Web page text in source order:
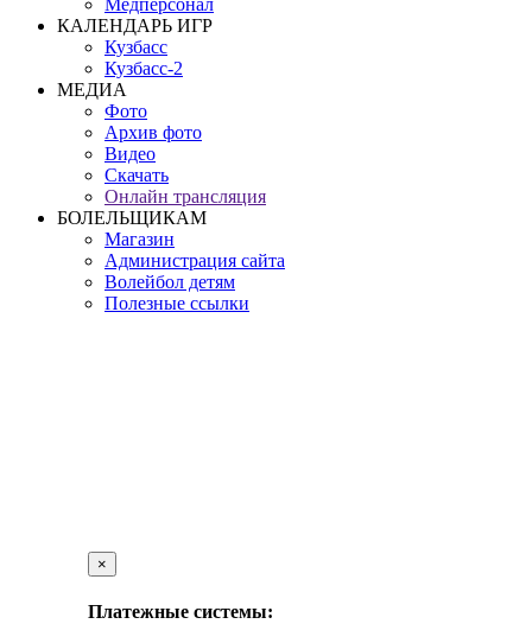
Медперсонал
КАЛЕНДАРЬ ИГР
Кузбасс
Кузбасс-2
МЕДИА
Фото
Архив фото
Видео
Скачать
Онлайн трансляция
БОЛЕЛЬЩИКАМ
Магазин
Администрация сайта
Волейбол детям
Полезные ссылки
×
Платежные системы: